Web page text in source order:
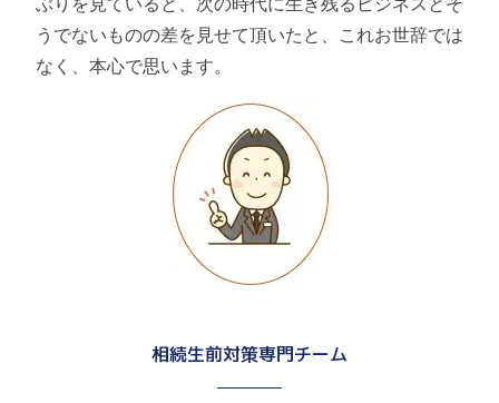
うでないものの差を見せて頂いたと、これお世辞では
なく、本心で思います。
相続生前対策専門チーム